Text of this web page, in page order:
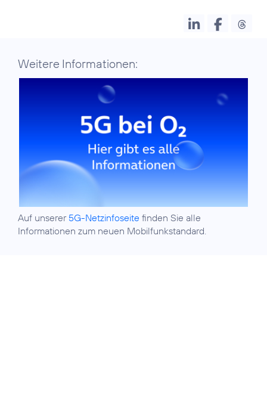
Weitere Informationen:
Auf unserer 5G-Netzinfoseite finden Sie alle
Informationen zum neuen Mobilfunkstandard.